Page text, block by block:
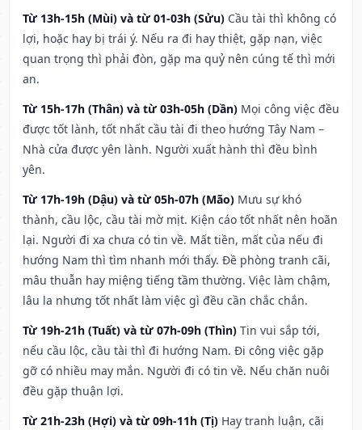
Từ 13h-15h (Mùi) và từ 01-03h (Sửu) Cầu tài thì không có
lợi, hoặc hay bị trái ý. Nếu ra đi hay thiệt, gặp nạn, việc
quan trọng thì phải đòn, gặp ma quỷ nên cúng tế thì mới
an.
Từ 15h-17h (Thân) và từ 03h-05h (Dần) Mọi công việc đều
được tốt lành, tốt nhất cầu tài đi theo hướng Tây Nam –
Nhà cửa được yên lành. Người xuất hành thì đều bình
yên.
Từ 17h-19h (Dậu) và từ 05h-07h (Mão) Mưu sự khó
thành, cầu lộc, cầu tài mờ mịt. Kiện cáo tốt nhất nên hoãn
lại. Người đi xa chưa có tin về. Mất tiền, mất của nếu đi
hướng Nam thì tìm nhanh mới thấy. Đề phòng tranh cãi,
mâu thuẫn hay miệng tiếng tầm thường. Việc làm chậm,
lâu la nhưng tốt nhất làm việc gì đều cần chắc chắn.
Từ 19h-21h (Tuất) và từ 07h-09h (Thìn) Tin vui sắp tới,
nếu cầu lộc, cầu tài thì đi hướng Nam. Đi công việc gặp
gỡ có nhiều may mắn. Người đi có tin về. Nếu chăn nuôi
đều gặp thuận lợi.
Từ 21h-23h (Hợi) và từ 09h-11h (Tị) Hay tranh luận, cãi